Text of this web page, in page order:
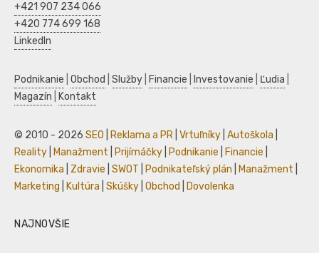
+421 907 234 066
+420 774 699 168
LinkedIn
Podnikanie Obchod Služby Financie Investovanie Ľudia
Magazín
Kontakt
© 2010 - 2026 SEO Reklama a PR Vrtuľníky Autoškola
Reality
Manažment Prijímáčky Podnikanie Financie
Ekonomika
Zdravie SWOT Podnikateľský plán Manažment
Marketing
Kultúra Skúšky Obchod Dovolenka
NAJNOVŠIE